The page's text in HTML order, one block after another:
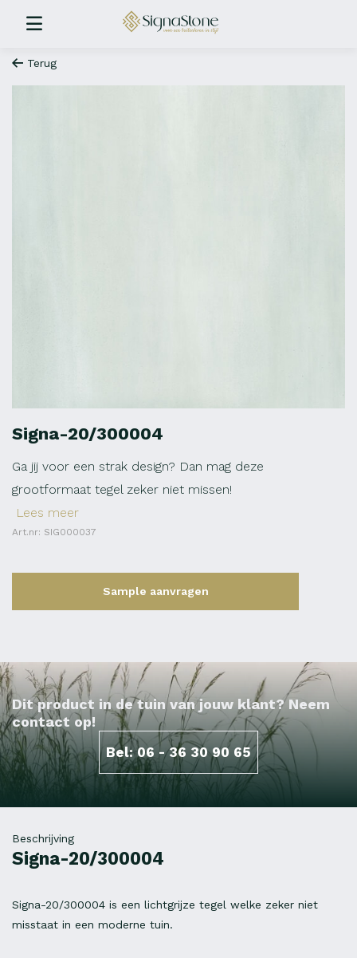
Terug
Signa-20/300004
Ga jij voor een strak design? Dan mag deze
grootformaat tegel zeker niet missen!
Lees meer
Art.nr: SIG000037
Sample aanvragen
Dit product in de tuin van jouw klant? Neem
contact op!
Bel: 06 - 36 30 90 65
Beschrijving
Signa-20/300004
Signa-20/300004 is een lichtgrijze tegel welke zeker niet
misstaat in een moderne tuin.